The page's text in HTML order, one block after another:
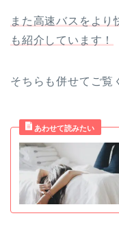
また高速バスをより
も紹介しています！
そちらも併せてご覧